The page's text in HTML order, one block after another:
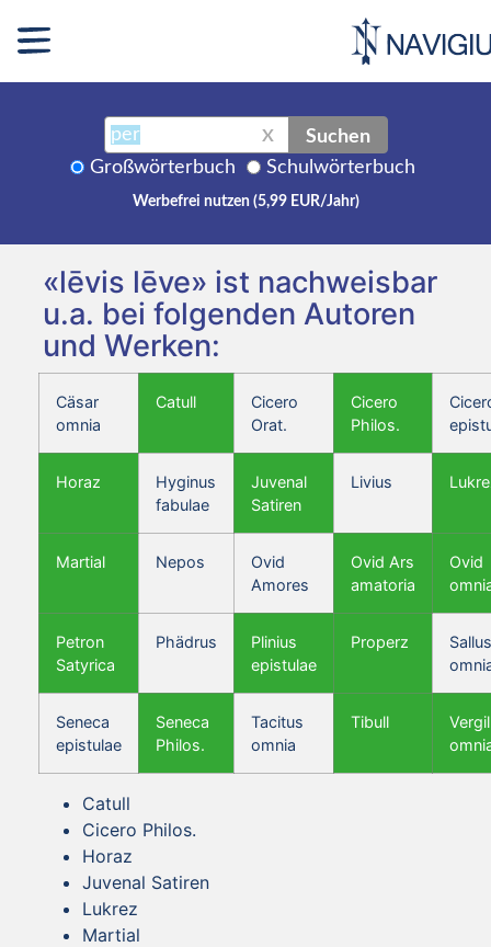
X Suchen
Großwörterbuch Schulwörterbuch
Werbefrei nutzen (5,99 EUR/Jahr)
«lēvis lēve» ist nachweisbar
u.a. bei folgenden Autoren
und Werken:
Cäsar
omnia
Catull
Cicero
Orat.
Cicero
Philos.
Horaz
Hyginus
fabulae
Juvenal
Satiren
Livius
Martial Nepos
Ovid
Amores
Ovid Ars
amatoria
Ovid
Petron
Satyrica
Phädrus
Plinius
epistulae
Properz
Seneca
epistulae
Seneca
Philos.
Tacitus
omnia
Tibull
Vergil
Catull
Cicero Philos.
Horaz
Juvenal Satiren
Lukrez
Martial